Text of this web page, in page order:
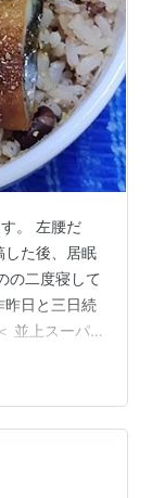
。 左腰だ
した後、居眠
の二度寝して
昨日と三日続
並上スーパ
ても美味し
まして初日の
て三日目の昨
な～んせ 値
円になって